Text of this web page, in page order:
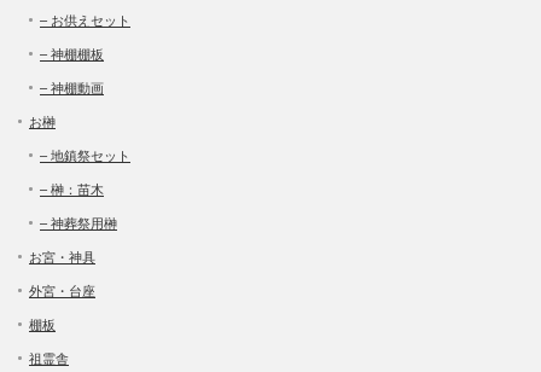
– お供えセット
– 神棚棚板
– 神棚動画
お榊
– 地鎮祭セット
– 榊：苗木
– 神葬祭用榊
お宮・神具
外宮・台座
棚板
祖霊舎